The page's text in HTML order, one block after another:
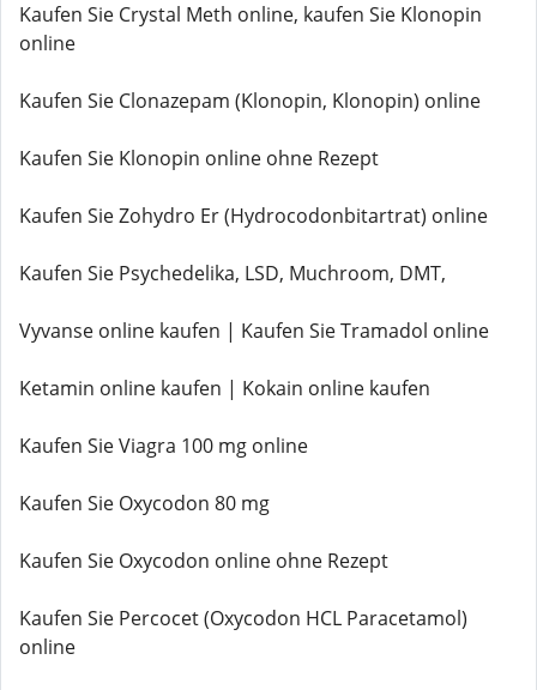
Kaufen Sie Crystal Meth online, kaufen Sie Klonopin
online
Kaufen Sie Clonazepam (Klonopin, Klonopin) online
Kaufen Sie Klonopin online ohne Rezept
Kaufen Sie Zohydro Er (Hydrocodonbitartrat) online
Kaufen Sie Psychedelika, LSD, Muchroom, DMT,
Vyvanse online kaufen | Kaufen Sie Tramadol online
Ketamin online kaufen | Kokain online kaufen
Kaufen Sie Viagra 100 mg online
Kaufen Sie Oxycodon 80 mg
Kaufen Sie Oxycodon online ohne Rezept
Kaufen Sie Percocet (Oxycodon HCL Paracetamol)
online